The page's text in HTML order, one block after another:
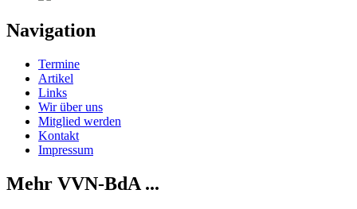
Navigation
Termine
Artikel
Links
Wir über uns
Mitglied werden
Kontakt
Impressum
Mehr VVN-BdA ...